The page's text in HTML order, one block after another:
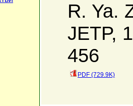
R. Ya.
JETP,
456
PDF (729.9K)